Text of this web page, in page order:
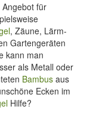
für
, Zäune, Lärm-
Gartengeräten
kann man
als Metall oder
Bambus aus
Ecken im
Hilfe?